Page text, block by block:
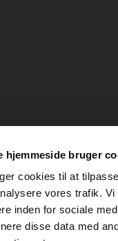
hjemmeside bruger
cookies til at
vores trafik.
inden for sociale
disse data med